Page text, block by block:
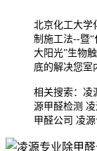
北京化工大学
制施工法--暨
大阳光”生物
底的解决您室
相关搜索：凌
源甲醛检测
甲醛公司 凌